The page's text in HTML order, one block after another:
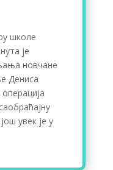
школе
је
новчане
Дениса
увек је у